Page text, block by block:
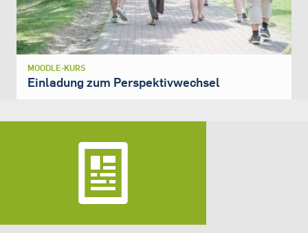
MOODLE-KURS
Einladung zum Perspektivwechsel